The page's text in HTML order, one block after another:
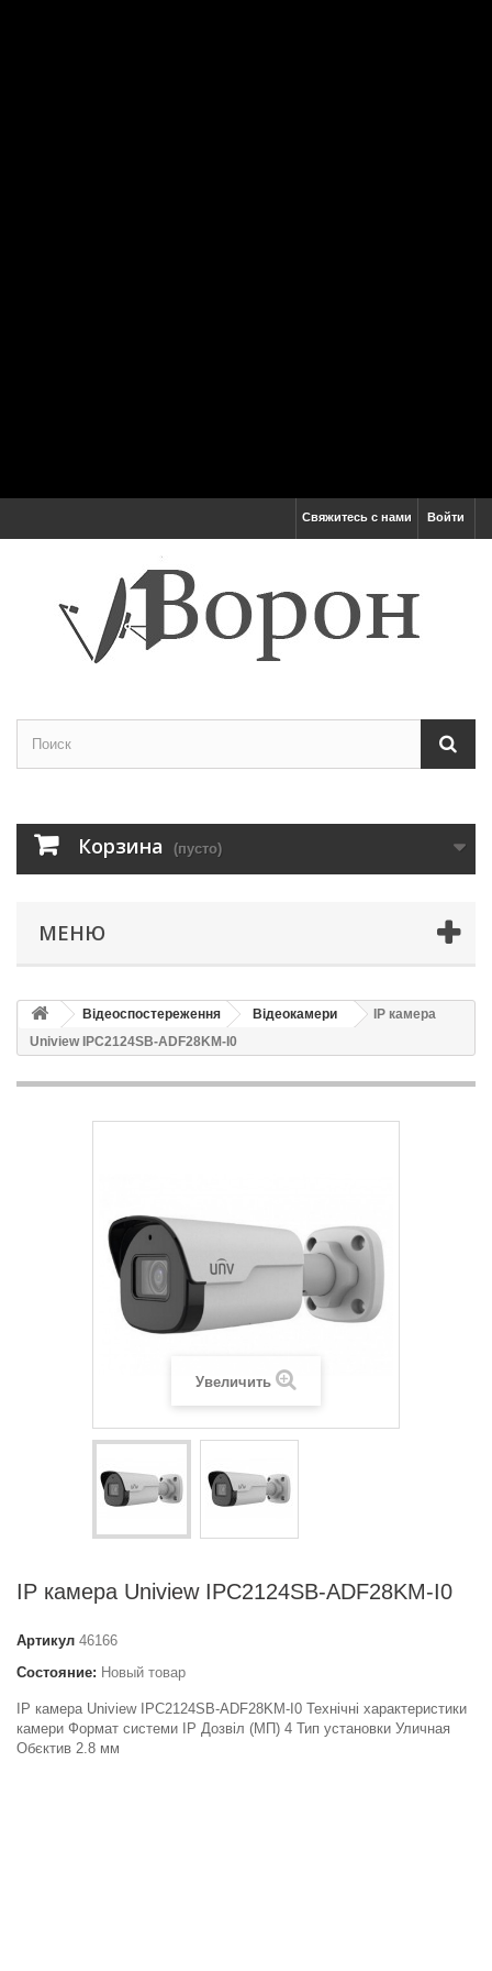
Войти
Свяжитесь с нами
Корзина (пусто)
МЕНЮ
Відеоспостереження Відеокамери
IP камера
Uniview IPC2124SB-ADF28KM-I0
Увеличить
IP камера Uniview IPC2124SB-ADF28KM-I0
Артикул 46166
Состояние: Новый товар
IP камера Uniview IPC2124SB-ADF28KM-I0 Технічні характеристики
камери Формат системи IP Дозвіл (МП) 4 Тип установки Уличная
Обєктив 2.8 мм